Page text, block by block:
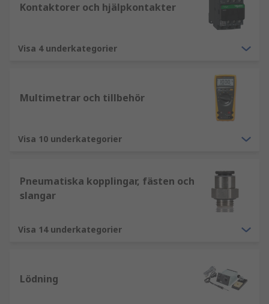
Kontaktorer och hjälpkontakter
Visa 4 underkategorier
Multimetrar och tillbehör
Visa 10 underkategorier
Pneumatiska kopplingar, fästen och
slangar
Visa 14 underkategorier
Lödning